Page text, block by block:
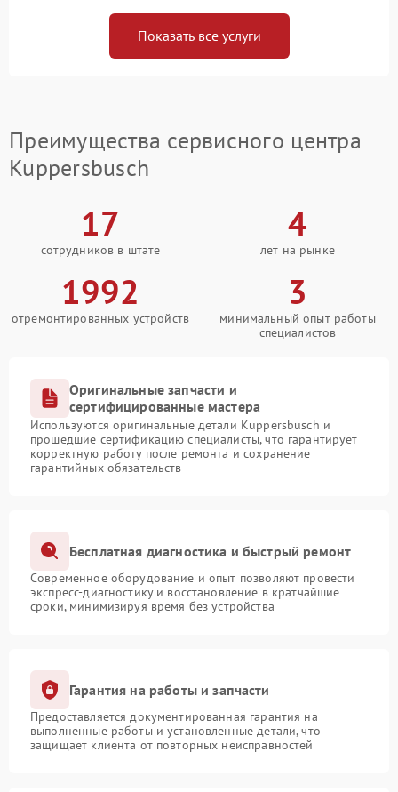
Показать все услуги
Преимущества сервисного центра
Kuppersbusch
17
сотрудников в штате
4
лет на рынке
1992
отремонтированных устройств
3
минимальный опыт работы
специалистов
Оригинальные запчасти и
сертифицированные мастера
Используются оригинальные детали Kuppersbusch и
прошедшие сертификацию специалисты, что гарантирует
корректную работу после ремонта и сохранение
гарантийных обязательств
Бесплатная диагностика и быстрый ремонт
Современное оборудование и опыт позволяют провести
экспресс-диагностику и восстановление в кратчайшие
сроки, минимизируя время без устройства
Гарантия на работы и запчасти
Предоставляется документированная гарантия на
выполненные работы и установленные детали, что
защищает клиента от повторных неисправностей